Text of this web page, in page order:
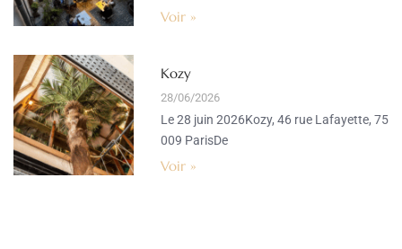
Voir »
Kozy
28/06/2026
Le 28 juin 2026Kozy, 46 rue Lafayette, 75
009 ParisDe
Voir »